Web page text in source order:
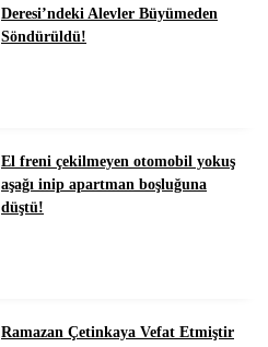
Deresi’ndeki Alevler Büyümeden
Söndürüldü!
El freni çekilmeyen otomobil yokuş
aşağı inip apartman boşluğuna
düştü!
Ramazan Çetinkaya Vefat Etmiştir